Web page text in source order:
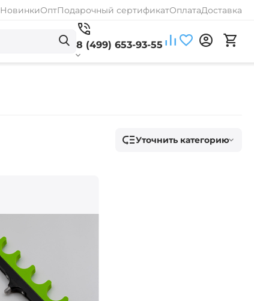
НовинкиОптПодарочный сертификатОплатаДоставка
8 (499) 653-93-55
Уточнить категорию